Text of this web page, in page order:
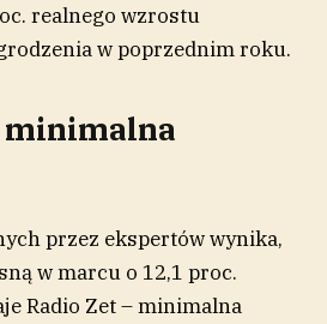
realnego wzrostu
w poprzednim roku.
minimalna
przez ekspertów wynika,
w marcu o 12,1 proc.
Radio Zet – minimalna